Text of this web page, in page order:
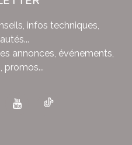
infos techniques,
annonces, événements,
promos...